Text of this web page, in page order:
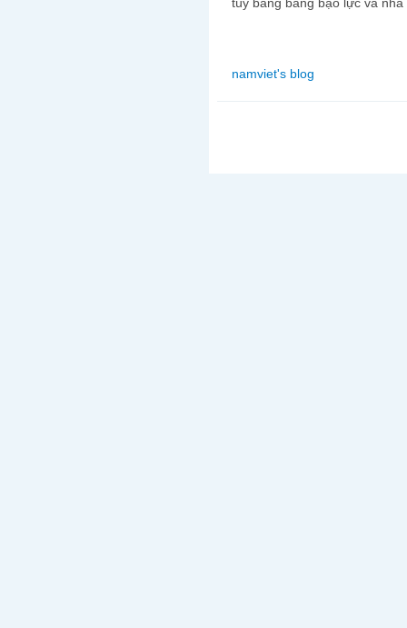
namviet's blog